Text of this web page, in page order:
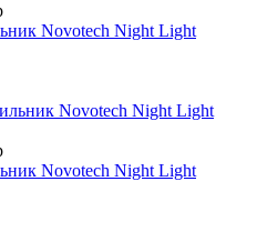
Novotech Night Light
Novotech Night Light